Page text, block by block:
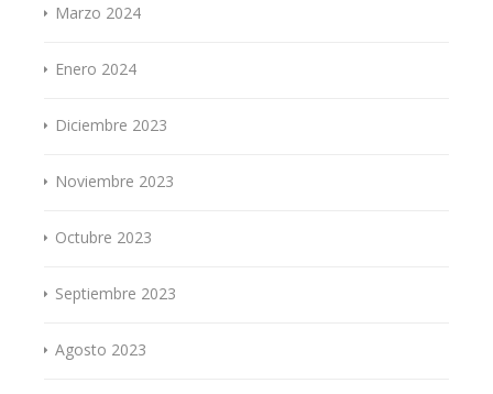
Marzo 2024
Enero 2024
Diciembre 2023
Noviembre 2023
Octubre 2023
Septiembre 2023
Agosto 2023